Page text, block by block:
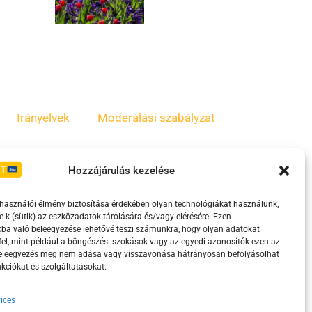
Hozzájárulás kezelése
élmény biztosítása érdekében olyan technológiákat használunk,
k (sütik) az eszközadatok tárolására és/vagy elérésére. Ezen
való beleegyezése lehetővé teszi számunkra, hogy olyan adatokat
mint például a böngészési szokások vagy az egyedi azonosítók ezen az
meg nem adása vagy visszavonása hátrányosan befolyásolhat
és szolgáltatásokat.
Irányelvek Moderálási szabályzat
támogatja.